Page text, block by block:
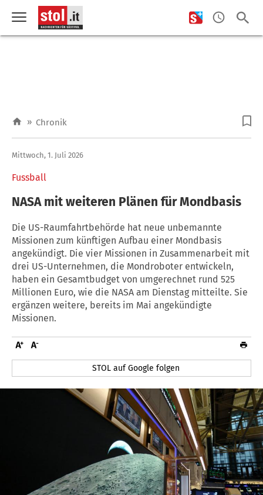
» Chronik
Fussball
Mittwoch, 1. Juli 2026
NASA mit weiteren Plänen für Mondbasis
Die US-Raumfahrtbehörde hat neue unbemannte
Missionen zum künftigen Aufbau einer Mondbasis
angekündigt. Die vier Missionen in Zusammenarbeit mit
drei US-Unternehmen, die Mondroboter entwickeln,
haben ein Gesamtbudget von umgerechnet rund 525
Millionen Euro, wie die NASA am Dienstag mitteilte. Sie
ergänzen weitere, bereits im Mai angekündigte
Missionen.
STOL auf Google folgen